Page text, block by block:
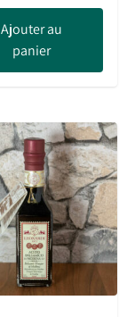
Ajouter au
panier